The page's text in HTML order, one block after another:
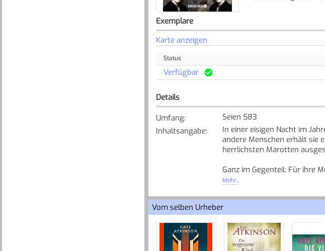
Exemplare
Karte anzeigen
Status
Verfügbar
Details
Umfang:
Seien 583
Inhaltsangabe:
In einer eisigen Nacht im
andere Menschen erhält sie
herrlichsten Marotten
Ganz im Gegenteil: Für ihre
begegnet Ursula den
Anders als andere muss sie
Dennoch erlebt sie Verlust,
leben?
Quelle: Buchhaus.ch, bearbeitet
Mehr...
Vom selben Urheber